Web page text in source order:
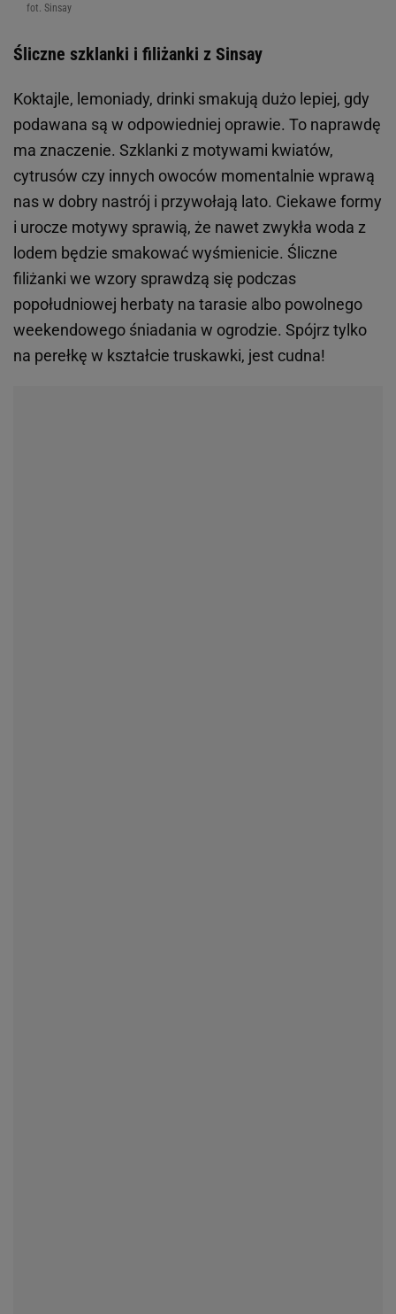
fot. Sinsay
Śliczne szklanki i filiżanki z Sinsay
Koktajle, lemoniady, drinki smakują dużo lepiej, gdy
podawana są w odpowiedniej oprawie. To naprawdę
ma znaczenie. Szklanki z motywami kwiatów,
cytrusów czy innych owoców momentalnie wprawą
nas w dobry nastrój i przywołają lato. Ciekawe formy
i urocze motywy sprawią, że nawet zwykła woda z
lodem będzie smakować wyśmienicie. Śliczne
filiżanki we wzory sprawdzą się podczas
popołudniowej herbaty na tarasie albo powolnego
weekendowego śniadania w ogrodzie. Spójrz tylko
na perełkę w kształcie truskawki, jest cudna!